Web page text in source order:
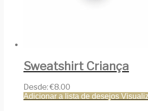
Sweatshirt Criança
Desde:€8.00
Adicionar a lista de desejos